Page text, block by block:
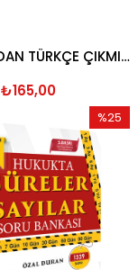
ÜSTADINDAN TÜRKÇE ÇIKMIŞ SORU BANKASI 2026
₺165,00
%25
İndirim